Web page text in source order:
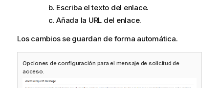
Escriba el texto del enlace.
Añada la URL del enlace.
Los cambios se guardan de forma automática.
Opciones de configuración para el mensaje de solicitud de
acceso.